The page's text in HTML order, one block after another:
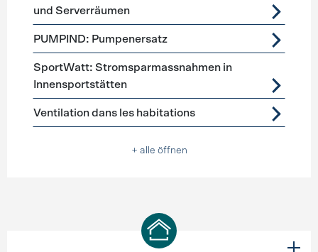
und Serverräumen
PUMPIND: Pumpenersatz
SportWatt: Stromsparmassnahmen in
Innensportstätten
Ventilation dans les habitations
+ alle öffnen